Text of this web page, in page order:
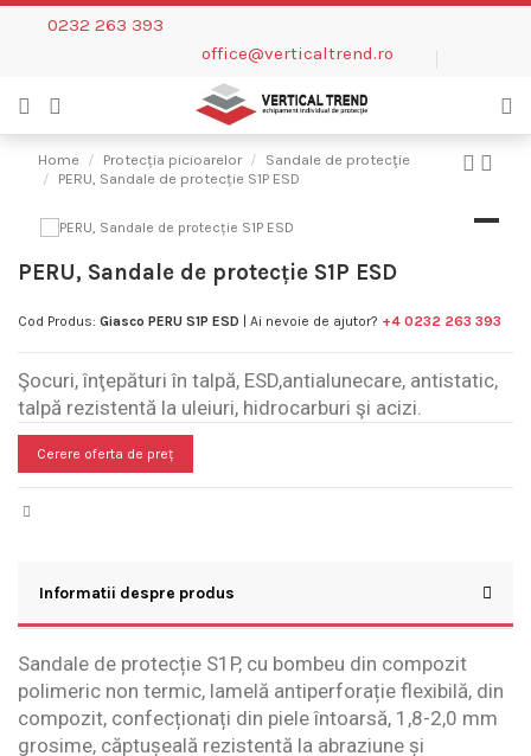
0232 263 393
office@verticaltrend.ro
Home Protecția picioarelor
Sandale de protecţie
PERU, Sandale de protecție S1P ESD
PERU, Sandale de protecție S1P ESD
Cod Produs: Giasco PERU S1P ESD | Ai nevoie de ajutor? +4 0232 263 393
Şocuri, înţepături în talpă, ESD,antialunecare, antistatic,
talpă rezistentă la uleiuri, hidrocarburi şi acizi.
Cerere oferta de preț
Informatii despre produs
Sandale de protecție S1P, cu bombeu din compozit
polimeric non termic, lamelă antiperforație flexibilă, din
compozit, confecționați din piele întoarsă, 1,8-2,0 mm
grosime, căptușeală rezistentă la abraziune și